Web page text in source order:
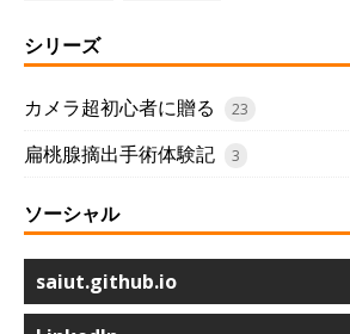
シリーズ
カメラ超初心者に贈る 23
扁桃腺摘出手術体験記 3
ソーシャル
saiut.github.io